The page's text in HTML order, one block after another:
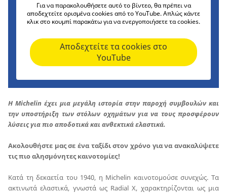
Για να παρακολουθήσετε αυτό το βίντεο, θα πρέπει να
αποδεχτείτε ορισμένα cookies από το YouTube. Απλώς κάντε
κλικ στο κουμπί παρακάτω για να ενεργοποιήσετε τα cookies.
Αποδεχτείτε τα cookies στο
YouTube
Η Michelin έχει μια μεγάλη ιστορία στην παροχή συμβουλών και
την υποστήριξη των στόλων οχημάτων για να τους προσφέρουν
λύσεις για πιο αποδοτικά και ανθεκτικά ελαστικά.
Ακολουθήστε μας σε ένα ταξίδι στον χρόνο για να ανακαλύψετε
τις πιο αλησμόνητες καινοτομίες!
Κατά τη δεκαετία του 1940, η Michelin καινοτομούσε συνεχώς. Τα
ακτινωτά ελαστικά, γνωστά ως Radial X, χαρακτηρίζονται ως μια